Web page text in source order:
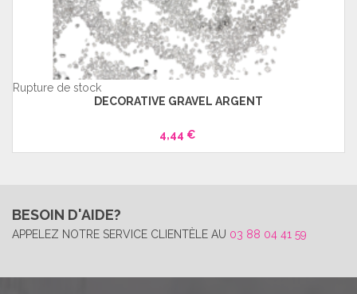
Rupture de stock
DECORATIVE GRAVEL ARGENT
4,44 €
BESOIN D'AIDE?
APPELEZ NOTRE SERVICE CLIENTÈLE AU 03 88 04 41 59